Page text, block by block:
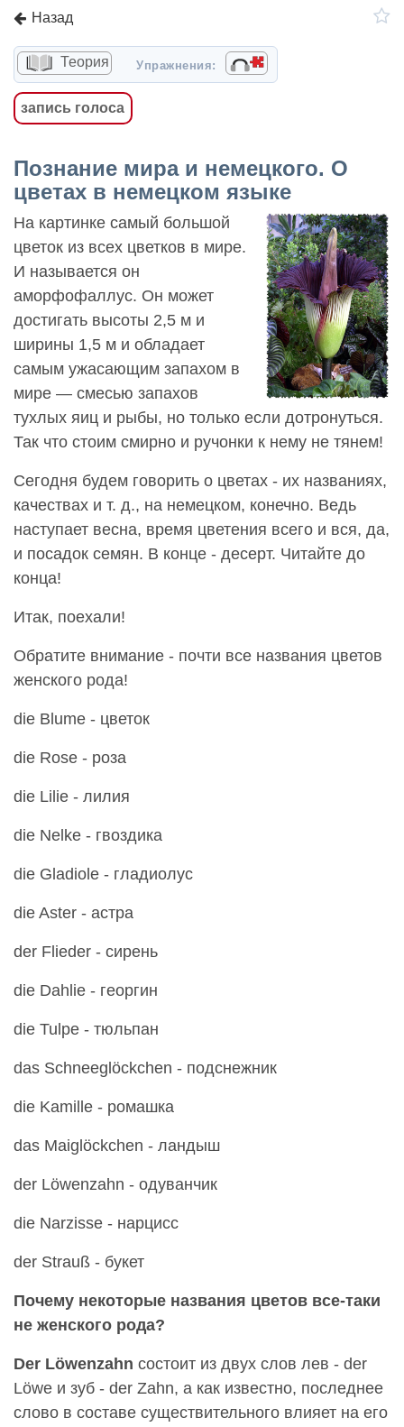
Назад
Теория Упражнения:
запись голоса
Познание мира и немецкого. О
цветах в немецком языке
На картинке самый большой
цветок из всех цветков в мире.
И называется он
аморфофаллус. Он может
достигать высоты 2,5 м и
ширины 1,5 м и обладает
самым ужасающим запахом в
мире — смесью запахов
тухлых яиц и рыбы, но только если дотронуться.
Так что стоим смирно и ручонки к нему не тянем!
Cегодня будем говорить о цветах - их названиях,
качествах и т. д., на немецком, конечно. Ведь
наступает весна, время цветения всего и вся, да,
и посадок семян. В конце - десерт. Читайте до
конца!
Итак, поехали!
Обратите внимание - почти все названия цветов
женского рода!
die Blume - цветок
die Rose - роза
die Lilie - лилия
die Nelke - гвоздика
die Gladiole - гладиолус
die Aster - астра
der Flieder - сирень
die Dahlie - георгин
die Tulpe - тюльпан
das Schneeglöckchen - подснежник
die Kamille - ромашка
das Maiglöckchen - ландыш
der Löwenzahn - одуванчик
die Narzisse - нарцисс
der Strauß - букет
Почему некоторые названия цветов все-таки
не женского рода?
Der Löwenzahn состоит из двух слов лев - der
Löwe и зуб - der Zahn, а как известно, последнее
слово в составе существительного влияет на его